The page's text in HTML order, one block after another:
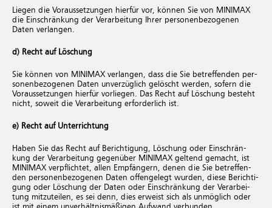
Lie­gen die Vor­aus­set­zun­gen hier­für vor, kön­nen Sie von MINIMAX
die Ein­schrän­kung der Ver­ar­bei­tung Ihrer per­so­nen­be­zo­ge­nen
Daten ver­lan­gen.
d) Recht auf Lö­schung
Sie kön­nen von MINIMAX ver­lan­gen, dass die Sie be­tref­fen­den per­
so­nen­be­zo­ge­nen Daten un­ver­züg­lich ge­löscht wer­den, so­fern die
Vor­aus­set­zun­gen hier­für vor­lie­gen. Das Recht auf Lö­schung be­steht
nicht, so­weit die Ver­ar­bei­tung er­for­der­lich ist.
e) Recht auf Un­ter­rich­tung
Haben Sie das Recht auf Be­rich­ti­gung, Lö­schung oder Ein­schrän­
kung der Ver­ar­bei­tung ge­gen­über MINIMAX gel­tend ge­macht, ist
MINIMAX ver­pflich­tet, allen Emp­fän­gern, denen die Sie be­tref­fen­
den per­so­nen­be­zo­ge­nen Daten of­fen­ge­legt wur­den, diese Be­rich­ti­
gung oder Lö­schung der Daten oder Ein­schrän­kung der Ver­ar­bei­
tung mit­zu­tei­len, es sei denn, dies er­weist sich als un­mög­lich oder